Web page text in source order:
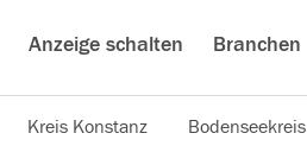
Anzeige schalten Branchen
Kreis Konstanz Bodenseekreis